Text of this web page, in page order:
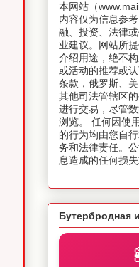
本网站（
内容仅为信息参
融、投资、法律
业建议。网站所
介绍用途，绝不
或活动的推荐或
条款，俄罗斯、
其他司法管辖区
进行交易，尽管
浏览。 任何因使
的行为均由您自
务和法律责任。
息造成的任何损
Бутербродная